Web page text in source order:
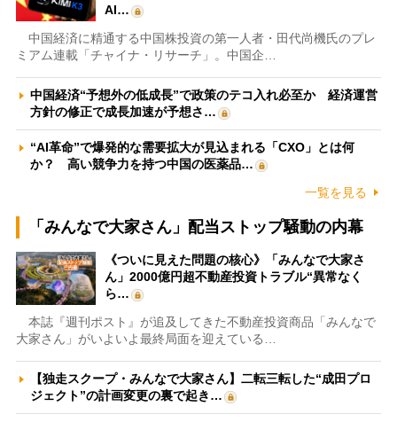
AI…
中国経済に精通する中国株投資の第一人者・田代尚機氏のプレ
ミアム連載「チャイナ・リサーチ」。中国企…
中国経済“予想外の低成長”で政策のテコ入れ必至か 経済運営
方針の修正で成長加速が予想さ…
“AI革命”で爆発的な需要拡大が見込まれる「CXO」とは何
か？ 高い競争力を持つ中国の医薬品…
一覧を見る
「みんなで大家さん」配当ストップ騒動の内幕
《ついに見えた問題の核心》「みんなで大家さ
ん」2000億円超不動産投資トラブル“異常なく
ら…
本誌『週刊ポスト』が追及してきた不動産投資商品「みんなで
大家さん」がいよいよ最終局面を迎えている…
【独走スクープ・みんなで大家さん】二転三転した“成田プロ
ジェクト”の計画変更の裏で起き…